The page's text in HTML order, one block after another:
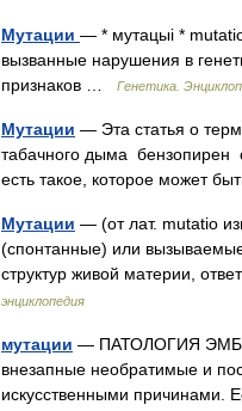
Мутации — * мутацыі *
вызванные нарушения в
признаков …
Генетика.
Мутации — Эта статья о
табачного дыма бензопирен
есть такое, которое может
Мутации — (от лат. mutatio
(спонтанные) или
структур живой материи,
энциклопедия
мутации — ПАТОЛОГИЯ
внезапные необратимые и
искусственными причинами.